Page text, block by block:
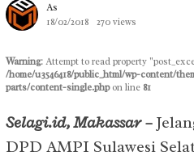
As
18/02/2018
270 views
Warning: Attempt to read property
/home/u3546418/public_html/wp-content/
parts/content-single.phpon line 81
Selagi.id, Makassar –
DPD AMPI Sulawesi